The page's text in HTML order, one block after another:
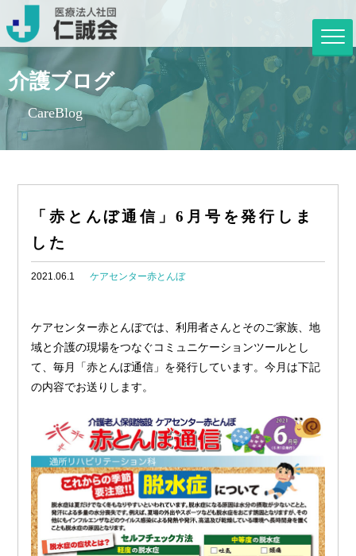
介護ブログ
CareBlog
「赤とんぼ通信」6月号を発行しま
した
2021.06.1 ケアセンター赤とんぼ
ケアセンター赤とんぼでは、利用者さんとそのご家族、地
域と介護の現場をつなぐコミュニケーションツールとし
て、毎月「赤とんぼ通信」を発行しています。今月は下記
の内容でお送りします。